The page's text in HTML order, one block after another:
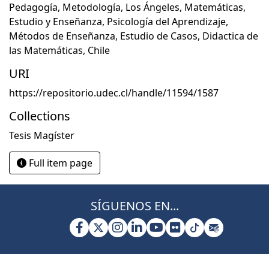
Pedagogía, Metodología, Los Ángeles, Matemáticas,
Estudio y Enseñanza, Psicología del Aprendizaje,
Métodos de Enseñanza, Estudio de Casos, Didactica de
las Matemáticas, Chile
URI
https://repositorio.udec.cl/handle/11594/1587
Collections
Tesis Magíster
Full item page
SÍGUENOS EN...